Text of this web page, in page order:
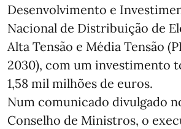
Desenvolvimento e
Nacional de Distribuição de
Alta Tensão e Média Tensão
2030), com um investimento
1,58 mil milhões de euros.
Num comunicado divulgado
Conselho de Ministros, o